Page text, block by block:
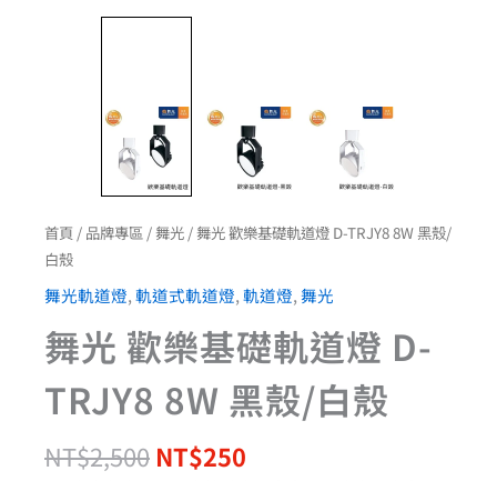
首頁 / 品牌專區 /舞光 / 舞光 歡樂基礎軌道燈 D-TRJY8 8W 黑殼/
白殼
舞光軌道燈,軌道式軌道燈,軌道燈,舞光
舞光 歡樂基礎軌道燈 D-
TRJY8 8W 黑殼/白殼
NT$2,500 NT$250